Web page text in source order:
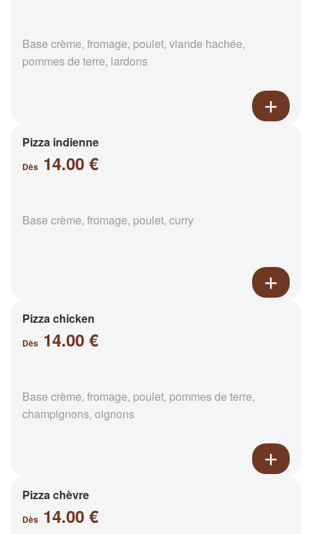
Base crème, fromage, poulet, viande hachée,
pommes de terre, lardons
Pizza indienne
Dès 14.00 €
Base crème, fromage, poulet, curry
Pizza chicken
Dès 14.00 €
Base crème, fromage, poulet, pommes de terre,
champignons, oignons
Pizza chèvre
Dès 14.00 €